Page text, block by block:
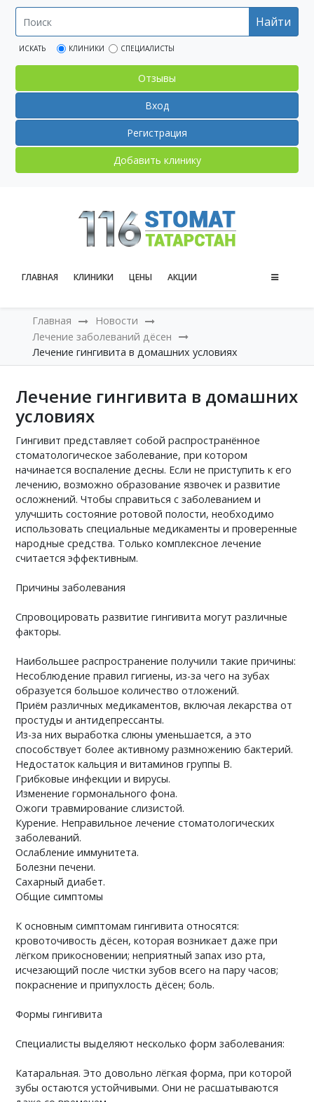
Найти
ИСКАТЬ КЛИНИКИ СПЕЦИАЛИСТЫ
Отзывы
Вход
Регистрация
Добавить клинику
ГЛАВНАЯ КЛИНИКИ ЦЕНЫ АКЦИИ
Главная
Новости
Лечение заболеваний дёсен
Лечение гингивита в домашних условиях
Лечение гингивита в домашних
условиях
Гингивит представляет собой распространённое
стоматологическое заболевание, при котором
начинается воспаление десны. Если не приступить к его
лечению, возможно образование язвочек и развитие
осложнений. Чтобы справиться с заболеванием и
улучшить состояние ротовой полости, необходимо
использовать специальные медикаменты и проверенные
народные средства. Только комплексное лечение
считается эффективным.
Причины заболевания
Спровоцировать развитие гингивита могут различные
факторы.
Наибольшее распространение получили такие причины:
Несоблюдение правил гигиены, из-за чего на зубах
образуется большое количество отложений.
Приём различных медикаментов, включая лекарства от
простуды и антидепрессанты.
Из-за них выработка слюны уменьшается, а это
способствует более активному размножению бактерий.
Недостаток кальция и витаминов группы B.
Грибковые инфекции и вирусы.
Изменение гормонального фона.
Ожоги травмирование слизистой.
Курение. Неправильное лечение стоматологических
заболеваний.
Ослабление иммунитета.
Болезни печени.
Сахарный диабет.
Общие симптомы
К основным симптомам гингивита относятся:
кровоточивость дёсен, которая возникает даже при
лёгком прикосновении; неприятный запах изо рта,
исчезающий после чистки зубов всего на пару часов;
покраснение и припухлость дёсен; боль.
Формы гингивита
Специалисты выделяют несколько форм заболевания:
Катаральная. Это довольно лёгкая форма, при которой
зубы остаются устойчивыми. Они не расшатываются